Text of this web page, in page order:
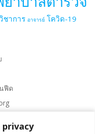
privacy
privacy
ชาการ อาจารย์ โควิด-19
ฟีด